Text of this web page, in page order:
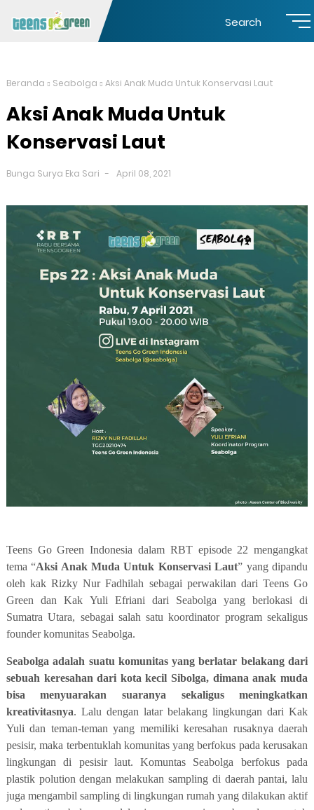
Search
Beranda Seabolga Aksi Anak Muda Untuk Konservasi Laut
Aksi Anak Muda Untuk
Konservasi Laut
Bunga Surya Eka Sari April 08, 2021
Teens Go Green Indonesia dalam RBT episode 22 mengangkat
tema “Aksi Anak Muda Untuk Konservasi Laut” yang dipandu
oleh kakRizky Nur Fadhilah sebagai perwakilan dari Teens Go
Green dan Kak Yuli Efrianidari Seabolga yang berlokasi di
Sumatra Utara, sebagai salah satu koordinator program sekaligus
founder komunitas Seabolga.
Seabolga adalah suatu komunitas yang berlatar belakang dari
sebuah keresahan dari kota kecil Sibolga, dimana anak muda
bisa menyuarakan suaranya sekaligus meningkatkan
kreativitasnya. Lalu dengan latar belakang lingkungan dari Kak
Yuli dan teman-teman yang memiliki keresahan rusaknya daerah
pesisir, maka terbentuklah komunitas yang berfokus pada kerusakan
lingkungan di pesisir laut. Komuntas Seabolga berfokus pada
plastik polution dengan melakukan sampling di daerah pantai, lalu
juga mengambil sampling di lingkungan rumah yang dilakukan aktif